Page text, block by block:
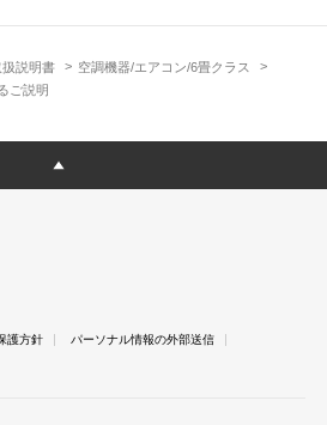
扱説明書
空調機器/エアコン/6畳クラス
ご説明
梱されている場合がありますが、本サイト
ておりませんのであらかじめご了承くだ
告なく中止または内容を変更する場合が
めご了承ください。
わせにはお答えできない場合があります
ださい。
護方針
パーソナル情報の外部送信